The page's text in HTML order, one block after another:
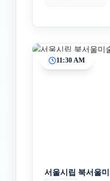
11:30 AM
서울시립 북서울